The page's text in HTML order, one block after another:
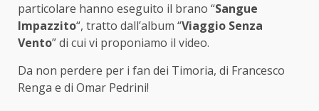
particolare hanno eseguito il brano “Sangue
Impazzito“, tratto dall’album “Viaggio Senza
Vento” di cui vi proponiamo il video.
Da non perdere per i fan dei Timoria, di Francesco
Renga e di Omar Pedrini!